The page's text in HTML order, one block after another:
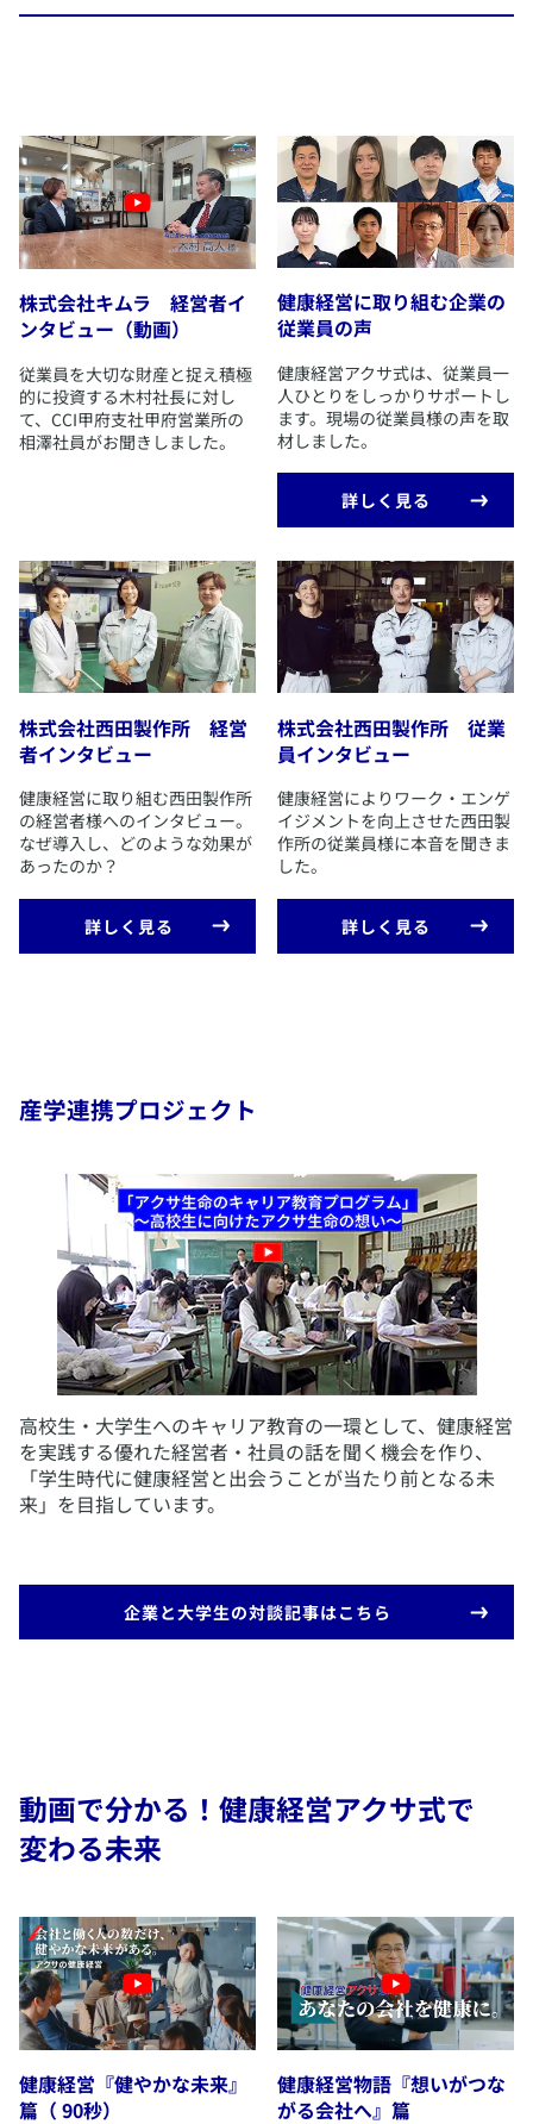
＞2021・2022年認定 1000号
＞2021年認定 800号
＞2021年認定 600号
＞2020年認定 400号
＞2020年認定 200号
株式会社キムラ 経営者イ
ンタビュー（動画）
​従業員を大切な財産と捉え積極
的に投資する木村社長に対し
て、CCI甲府支社甲府営業所の
相澤社員がお聞きしました。
​健康経営に取り組む企業の
従業員の声
​健康経営アクサ式は、従業員一
人ひとりをしっかりサポートし
ます。現場の従業員様の声を取
材しました。
​詳しく見る
株式会社西田製作所 経営
者インタビュー
​健康経営に取り組む西田製作所
の経営者様へのインタビュー。
なぜ導入し、どのような効果が
あったのか？
​詳しく見る
株式会社西田製作所 従業
員インタビュー
​健康経営によりワーク・エンゲ
イジメントを向上させた西田製
作所の従業員様に本音を聞きま
した。
​詳しく見る
産学連携プロジェクト
​高校生・大学生へのキャリア教育の一環として、健康経営
を実践する優れた経営者・社員の話を聞く機会を作り、
「学生時代に健康経営と出会うことが当たり前となる未
来」を目指しています。
​企業と大学生の対談記事はこちら
動画で分かる！健康経営アクサ式で
変わる未来
健康経営『健やかな未来』
篇（ 90秒）
健康経営物語『想いがつな
がる会社へ』篇